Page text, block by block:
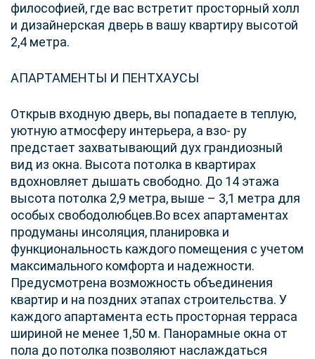
философией, где вас встретит просторный холл
и дизайнерская дверь в вашу квартиру высотой
2,4 метра.
АПАРТАМЕНТЫ И ПЕНТХАУСЫ
Открыв входную дверь, вы попадаете в теплую,
уютную атмосферу интерьера, а взо- ру
предстает захватывающий дух грандиозный
вид из окна. Высота потолка в квартирах
вдохновляет дышать свободно. До 14 этажа
высота потолка 2,9 метра, выше – 3,1 метра для
особых свободолюбцев.Во всех апартаментах
продуманы инсоляция, планировка и
функциональность каждого помещения с учетом
максимального комфорта и надежности.
Предусмотрена возможность объединения
квартир и на поздних этапах строительства. У
каждого апартамента есть просторная терраса
шириной не менее 1,50 м. Панорамные окна от
пола до потолка позволяют наслаждаться